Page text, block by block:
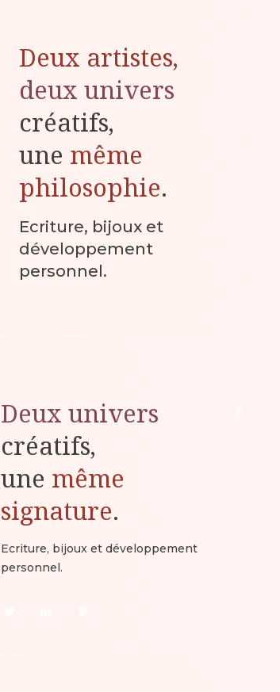
Deux artistes,
deux univers
créatifs,
une même
philosophie.
Ecriture, bijoux et
développement
personnel.
Deux univers
créatifs,
une même
signature.
Ecriture, bijoux et développement
personnel.